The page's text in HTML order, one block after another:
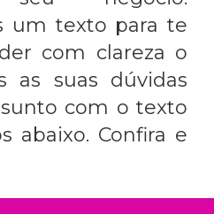
um texto para te
com clareza o
as suas dúvidas
com o texto
abaixo. Confira e